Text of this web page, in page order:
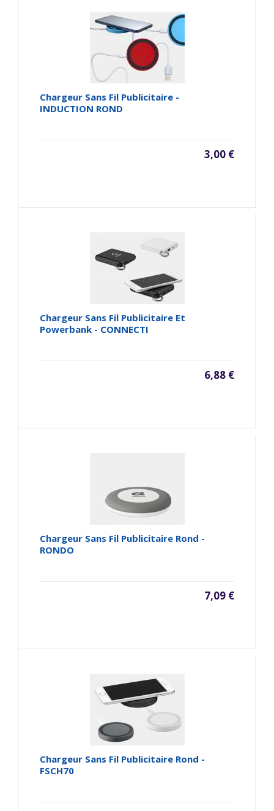
Chargeur Sans Fil Publicitaire -
INDUCTION ROND
3,00 €
Chargeur Sans Fil Publicitaire Et
Powerbank - CONNECTI
6,88 €
Chargeur Sans Fil Publicitaire Rond -
RONDO
7,09 €
Chargeur Sans Fil Publicitaire Rond -
FSCH70